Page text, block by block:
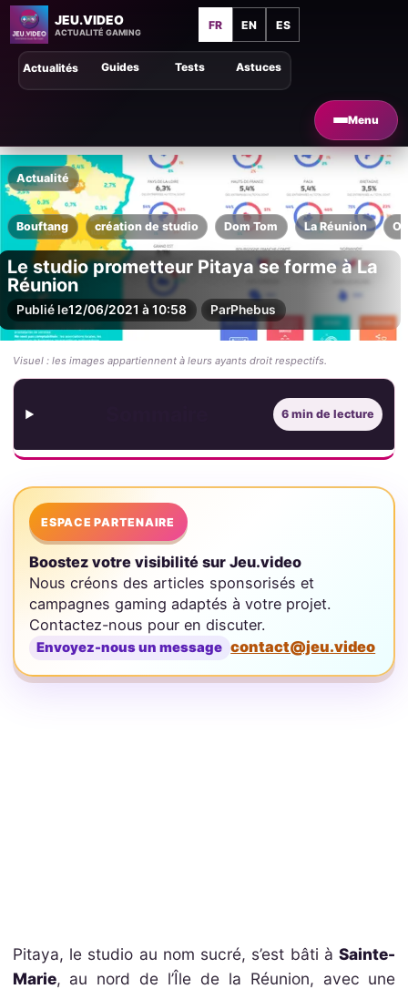
JEU.VIDEO
ACTUALITÉ GAMING
FR EN ES
Menu
Astuces
Guides Tests
Actualités
Actualité
Bouftang création de studio Dom Tom La Réunion
Le studio prometteur Pitaya se forme à La
Réunion
Publié le12/06/2021 à 10:58 ParPhebus
Visuel : les images appartiennent à leurs ayants droit respectifs.
6 min de lecture
ESPACE PARTENAIRE
Boostez votre visibilité sur Jeu.video
Nous créons des articles sponsorisés et
campagnes gaming adaptés à votre projet.
Contactez-nous pour en discuter.
Envoyez-nous un message contact@jeu.video
Pitaya, le studio au nom sucré, s’est bâti àSainte-
Marie, au nord de l’Île de la Réunion, avec une